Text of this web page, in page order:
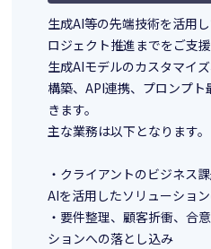
生成AI等の先端技術を活用
ロジェクト推進までをご支援
生成AIモデルのカスタマイ
構築、API連携、プロンプ
きます。
主な業務は以下となります。
・クライアントのビジネス
AIを活用したソリューショ
・要件整理、顧客折衝、合
ションへの落とし込み